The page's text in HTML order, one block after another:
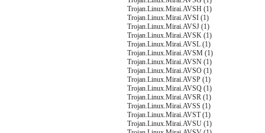
Trojan.Linux.Mirai.AVSH (1)
Trojan.Linux.Mirai.AVSI (1)
Trojan.Linux.Mirai.AVSJ (1)
Trojan.Linux.Mirai.AVSK (1)
Trojan.Linux.Mirai.AVSL (1)
Trojan.Linux.Mirai.AVSM (1)
Trojan.Linux.Mirai.AVSN (1)
Trojan.Linux.Mirai.AVSO (1)
Trojan.Linux.Mirai.AVSP (1)
Trojan.Linux.Mirai.AVSQ (1)
Trojan.Linux.Mirai.AVSR (1)
Trojan.Linux.Mirai.AVSS (1)
Trojan.Linux.Mirai.AVST (1)
Trojan.Linux.Mirai.AVSU (1)